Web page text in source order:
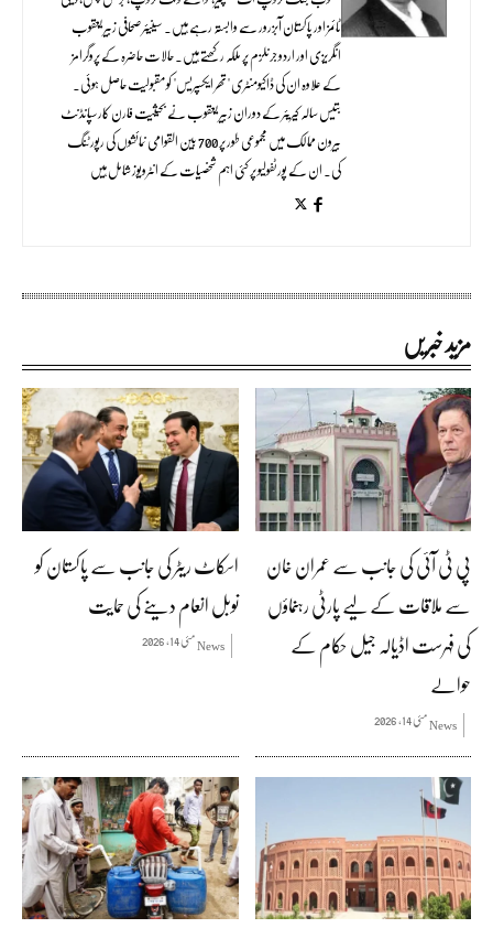
ٹائمز اور پاکستان آبزرور سے وابستہ رہے ہیں۔ سینیئر صحافی زبیر یعقوب
انگریزی اور اردو جرنلزم پر ملکہ رکھتے ہیں۔ حالات حاضرہ کے پروگرامز
کے علاوہ ان کی ڈاکیومنٹری "تھر ایکسپریس" کو مقبولیت حاصل ہوئی۔
بتیس سالہ کیریئر کے دوران زبیر یعقوب نے بحیثیت فارن کارسپانڈنٹ
بیرون ممالک میں مجموعی طور پر 700 بین القوامی نمائشوں کی رپورٹنگ
کی۔ ان کے پورٹفولیو پر کئی اہم شخصیات کے انٹرویوز شامل ہیں
مزید خبریں
پی ٹی آئی کی جانب سے عمران خان
سے ملاقات کے لیے پارٹی رہنماؤں
کی فہرست اڈیالہ جیل حکام کے
حوالے
Newsمئی 14, 2026
اسکاٹ ریٹر کی جانب سے پاکستان کو
نوبل انعام دینے کی حمایت
Newsمئی 14, 2026